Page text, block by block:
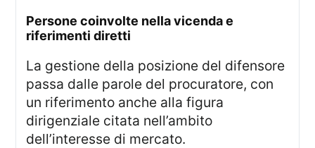
persone coinvolte nella vicenda e
riferimenti diretti
La gestione della posizione del difensore
passa dalle parole del procuratore, con
un riferimento anche alla figura
dirigenziale citata nell’ambito
dell’interesse di mercato.